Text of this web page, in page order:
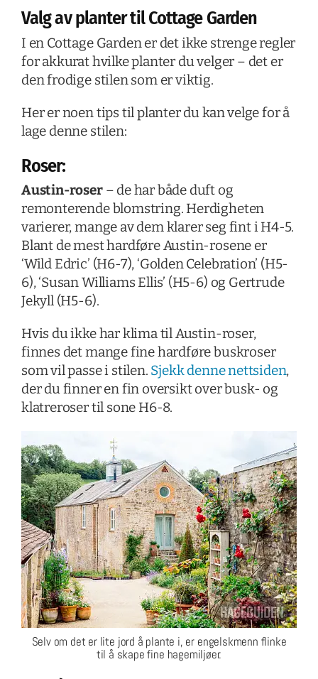
Valg av planter til Cottage Garden
I en Cottage Garden er det ikke strenge regler
for akkurat hvilke planter du velger – det er
den frodige stilen som er viktig.
Her er noen tips til planter du kan velge for å
lage denne stilen:
Roser:
Austin-roser– de har både duft og
remonterende blomstring. Herdigheten
varierer, mange av dem klarer seg fint i H4-5.
Blant de mest hardføre Austin-rosene er
‘Wild Edric’ (H6-7), ‘Golden Celebration’ (H5-
6), ‘Susan Williams Ellis’ (H5-6) og Gertrude
Jekyll (H5-6).
Hvis du ikke har klima til Austin-roser,
finnes det mange fine hardføre buskroser
som vil passe i stilen. Sjekk denne nettsiden,
der du finner en fin oversikt over busk- og
klatreroser til sone H6-8.
Selv om det er lite jord å plante i, er engelskmenn flinke
til å skape fine hagemiljøer.